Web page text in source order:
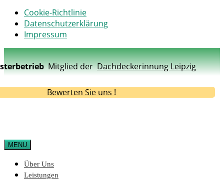
Cookie-Richtlinie
Datenschutzerklärung
Impressum
Mitglied derDachdeckerinnung Leipzig
Bewerten Sie uns !
MENU
Über Uns
Leistungen